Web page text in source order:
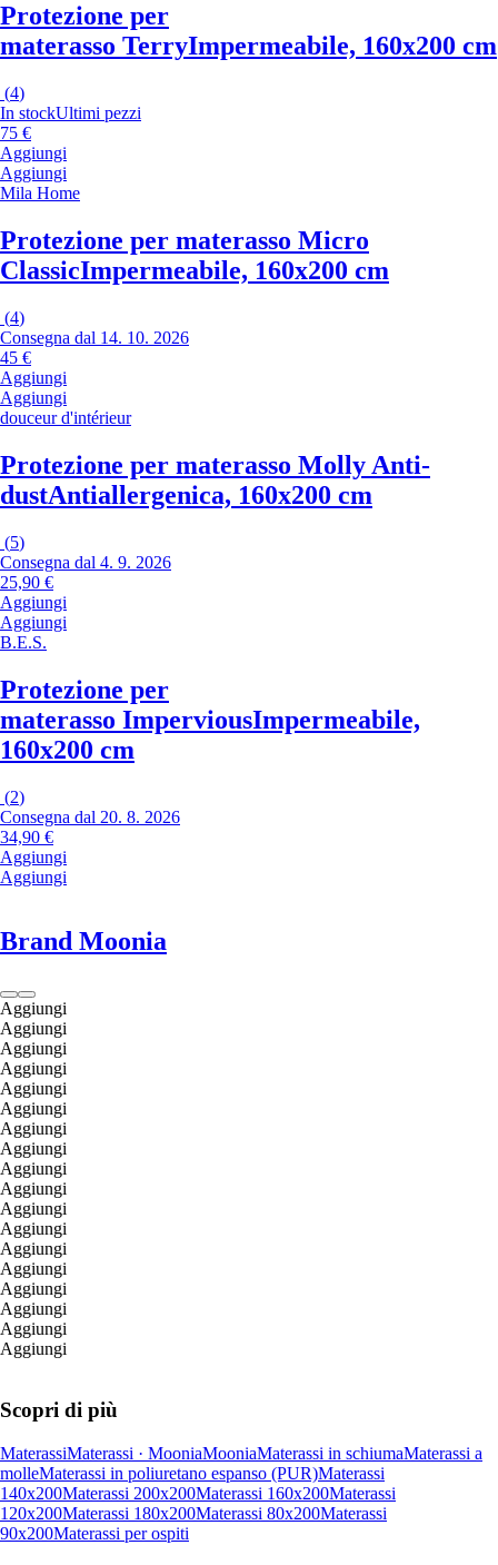
Protezione per
materasso TerryImpermeabile, 160x200 cm
(4)
In stockUltimi pezzi
75 €
Aggiungi
Aggiungi
Mila Home
Protezione per materasso Micro
ClassicImpermeabile, 160x200 cm
(4)
Consegna dal 14. 10. 2026
45 €
Aggiungi
Aggiungi
douceur d'intérieur
Protezione per materasso Molly Anti-
dustAntiallergenica, 160x200 cm
(5)
Consegna dal 4. 9. 2026
25,90 €
Aggiungi
Aggiungi
B.E.S.
Protezione per
materasso ImperviousImpermeabile,
160x200 cm
(2)
Consegna dal 20. 8. 2026
34,90 €
Aggiungi
Aggiungi
Brand Moonia
Aggiungi
Aggiungi
Aggiungi
Aggiungi
Aggiungi
Aggiungi
Aggiungi
Aggiungi
Aggiungi
Aggiungi
Aggiungi
Aggiungi
Aggiungi
Aggiungi
Aggiungi
Aggiungi
Aggiungi
Aggiungi
Scopri di più
MaterassiMaterassi · MooniaMooniaMaterassi in schiumaMaterassi a
molleMaterassi in poliuretano espanso (PUR)Materassi
140x200Materassi 200x200Materassi 160x200Materassi
120x200Materassi 180x200Materassi 80x200Materassi
90x200Materassi per ospiti